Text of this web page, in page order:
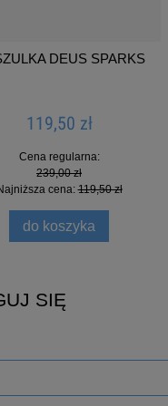
DEUS SPARKS
119,50 zł
Cena regularna:
239,00 zł
cena:119,50 zł
do koszyka
SIĘ